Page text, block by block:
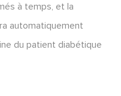
à temps, et la
automatiquement
du patient diabétique